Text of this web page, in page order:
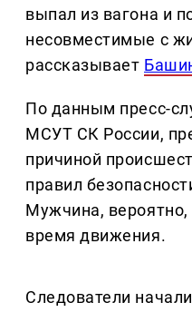
выпал из вагона и
несовместимые с
рассказывает
По данным пресс-
МСУТ СК России,
причиной
правил
Мужчина,
время движения.
Следователи